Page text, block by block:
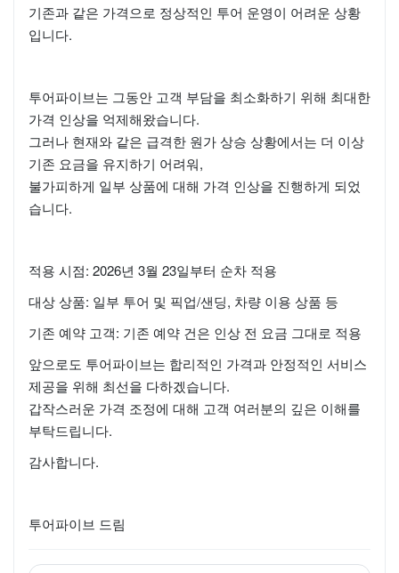
기존과 같은 가격으로 정상적인 투어 운영이 어려운 상황
입니다.
투어파이브는 그동안 고객 부담을 최소화하기 위해 최대한
가격 인상을 억제해왔습니다.
그러나 현재와 같은 급격한 원가 상승 상황에서는 더 이상
기존 요금을 유지하기 어려워,
불가피하게 일부 상품에 대해 가격 인상을 진행하게 되었
습니다.
적용 시점: 2026년 3월 23일부터 순차 적용
대상 상품: 일부 투어 및 픽업/샌딩, 차량 이용 상품 등
기존 예약 고객: 기존 예약 건은 인상 전 요금 그대로 적용
앞으로도 투어파이브는 합리적인 가격과 안정적인 서비스
제공을 위해 최선을 다하겠습니다.
갑작스러운 가격 조정에 대해 고객 여러분의 깊은 이해를
부탁드립니다.
감사합니다.
투어파이브 드림